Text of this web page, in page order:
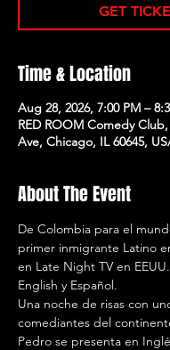
GET
Time & Location
Aug 28, 2026, 7:00 PM –
RED ROOM Comedy
Ave, Chicago, IL 60645,
About The Event
De Colombia para el
primer inmigrante Latino
en Late Night TV en
English y Español.
Una noche de risas con
comediantes del
Pedro se presenta en